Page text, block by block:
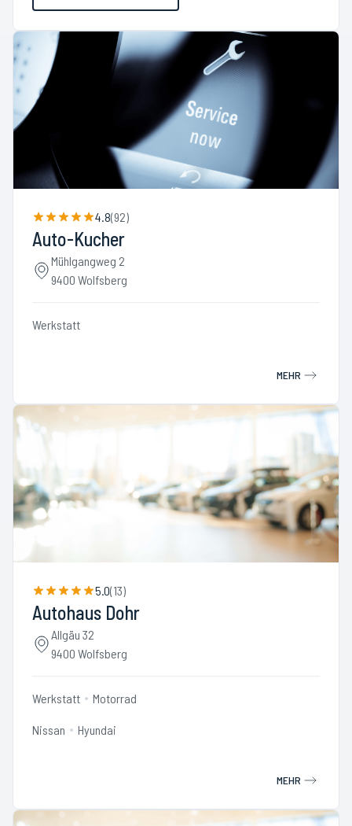
4.8(92)
Auto-Kucher
Mühlgangweg 2
9400 Wolfsberg
Werkstatt
MEHR
5.0(13)
Autohaus Dohr
Allgäu 32
9400 Wolfsberg
Werkstatt Motorrad
Nissan Hyundai
MEHR